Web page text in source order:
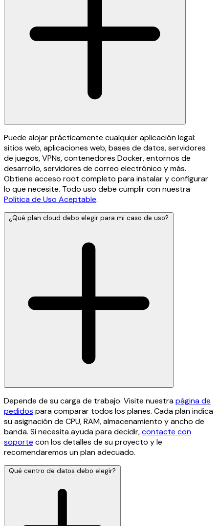
Puede alojar prácticamente cualquier aplicación legal:
sitios web, aplicaciones web, bases de datos, servidores
de juegos, VPNs, contenedores Docker, entornos de
desarrollo, servidores de correo electrónico y más.
Obtiene acceso root completo para instalar y configurar
lo que necesite. Todo uso debe cumplir con nuestra
Política de Uso Aceptable.
¿Qué plan cloud debo elegir para mi caso de uso?
Depende de su carga de trabajo. Visite nuestrapágina de
pedidos para comparar todos los planes. Cada plan indica
su asignación de CPU, RAM, almacenamiento y ancho de
banda. Si necesita ayuda para decidir,contacte con
soporte con los detalles de su proyecto y le
recomendaremos un plan adecuado.
Qué centro de datos debo elegir?